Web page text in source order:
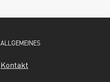
ALLGEMEINES
Kontakt